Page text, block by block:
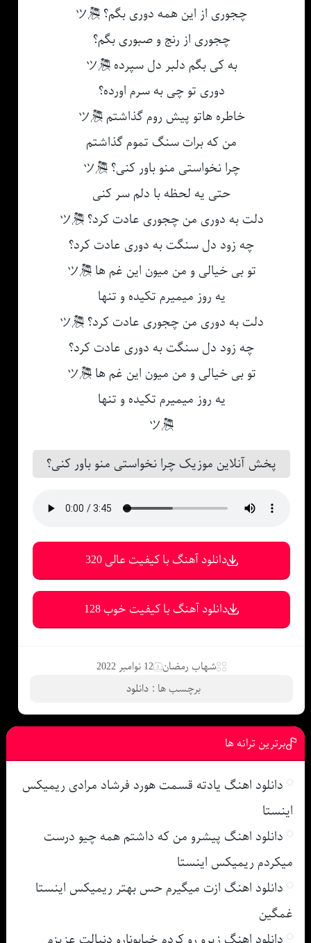
چجوری از این همه دوری بگم؟ 🎘ツ
چجوری از رنج و صبوری بگم؟
به کی بگم دلبر دل سپرده 🎘ツ
دوری تو چی به سرم اورده؟
خاطره هاتو پیش روم گذاشتم 🎘ツ
من که برات سنگ تموم گذاشتم
چرا نخواستی منو باور کنی؟ 🎘ツ
حتی یه لحظه با دلم سر کنی
دلت به دوری من چجوری عادت کرد؟ 🎘ツ
چه زود دل سنگت به دوری عادت کرد؟
تو بی خیالی و من میون این غم ها 🎘ツ
یه روز میمیرم تکیده و تنها
دلت به دوری من چجوری عادت کرد؟ 🎘ツ
چه زود دل سنگت به دوری عادت کرد؟
تو بی خیالی و من میون این غم ها 🎘ツ
یه روز میمیرم تکیده و تنها
🎘ツ
پخش آنلاین موزیک چرا نخواستی منو باور کنی؟
دانلود آهنگ با کیفیت عالی 320
دانلود آهنگ با کیفیت خوب 128
شهاب رمضان 12 نوامبر 2022
برچسب ها : دانلود
برترین ترانه ها
دانلود اهنگ یادته قسمت هورد فرشاد مرادی ریمیکس
اینستا
دانلود اهنگ پیشرو من که داشتم همه چیو درست
میکردم ریمیکس اینستا
دانلود اهنگ ازت میگیرم حس بهتر ریمیکس اینستا
غمگین